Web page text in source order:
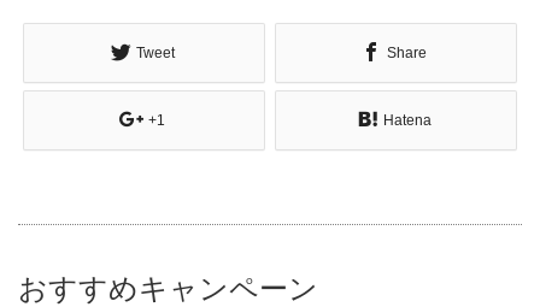
Tweet Share
+1 Hatena
おすすめキャンペーン